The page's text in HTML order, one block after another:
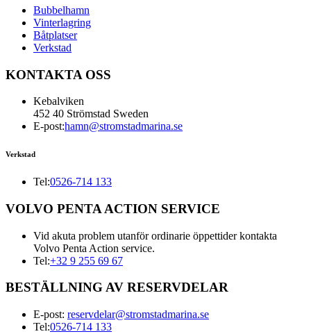
Bubbelhamn
Vinterlagring
Båtplatser
Verkstad
KONTAKTA OSS
Kebalviken
452 40 Strömstad Sweden
E-post:hamn@stromstadmarina.se
Verkstad
Tel:0526-714 133
VOLVO PENTA ACTION SERVICE
Vid akuta problem utanför ordinarie öppettider kontakta
Volvo Penta Action service.
Tel:+32 9 255 69 67
BESTÄLLNING AV RESERVDELAR
E-post: reservdelar@stromstadmarina.se
Tel:0526-714 133